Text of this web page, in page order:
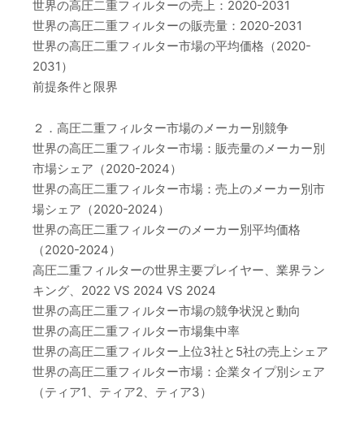
世界の高圧二重フィルターの売上：2020-2031
世界の高圧二重フィルターの販売量：2020-2031
世界の高圧二重フィルター市場の平均価格（2020-
2031）
前提条件と限界
２．高圧二重フィルター市場のメーカー別競争
世界の高圧二重フィルター市場：販売量のメーカー別
市場シェア（2020-2024）
世界の高圧二重フィルター市場：売上のメーカー別市
場シェア（2020-2024）
世界の高圧二重フィルターのメーカー別平均価格
（2020-2024）
高圧二重フィルターの世界主要プレイヤー、業界ラン
キング、2022 VS 2024 VS 2024
世界の高圧二重フィルター市場の競争状況と動向
世界の高圧二重フィルター市場集中率
世界の高圧二重フィルター上位3社と5社の売上シェア
世界の高圧二重フィルター市場：企業タイプ別シェア
（ティア1、ティア2、ティア3）